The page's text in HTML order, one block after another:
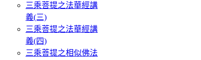
三乘菩提之法華經講
義(三)
三乘菩提之法華經講
義(四)
三乘菩提之相似佛法